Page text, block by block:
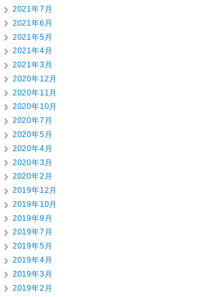
2021年7月
2021年6月
2021年5月
2021年4月
2021年3月
2020年12月
2020年11月
2020年10月
2020年7月
2020年5月
2020年4月
2020年3月
2020年2月
2019年12月
2019年10月
2019年9月
2019年7月
2019年5月
2019年4月
2019年3月
2019年2月